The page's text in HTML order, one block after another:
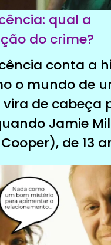
qual a
do crime?
conta a
o mundo de
de cabeça
Jamie
de 13